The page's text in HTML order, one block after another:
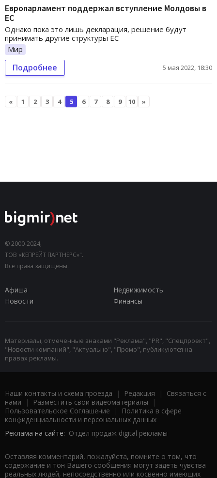
Европарламент поддержал вступление Молдовы в
ЕС
Однако пока это лишь декларация, решение будут
принимать другие структуры ЕС
Мир
Подробнее 5 мая 2022, 18:30
« 1 2 3 4 5 6 7 8 9 10 »
© 2000-2024,
ТОВ «КЕПРЕЙТ ПАРТНЕРС»".
Все права защищены.
Афиша
Недвижимость
Новости
Финансы
Материалы, отмеченные знаками "Реклама", "PR", "Спецпроект",
"Новости компаний", "Актуально", "Промо", публикуются на
правах рекламы.
Наши контакты и схема проезда | Редакция | Связаться с
нами | Разместить свои видеоматериалы |
Пользовательское Соглашение |
Политика в сфере
конфиденциальности и персональных данных
Реклама на сайте: Отдел продаж digital рекламы
Оставляя комментарий, пожалуйста, помните о том, что
содержание и тон Вашего сообщения могут задеть чувства
реальных людей, непосредственно или косвенно имеющих